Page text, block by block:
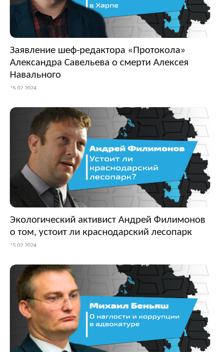
Заявление шеф-редактора «Протокола»
Александра Савельева о смерти Алексея
Навального
16.02.2024
Экологический активист Андрей Филимонов
о том, устоит ли краснодарский лесопарк
15.02.2024